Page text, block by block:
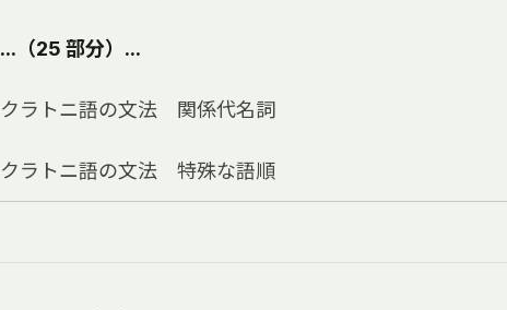
…（25 部分）…
クラトニ語の文法 関係代名詞
クラトニ語の文法 特殊な語順